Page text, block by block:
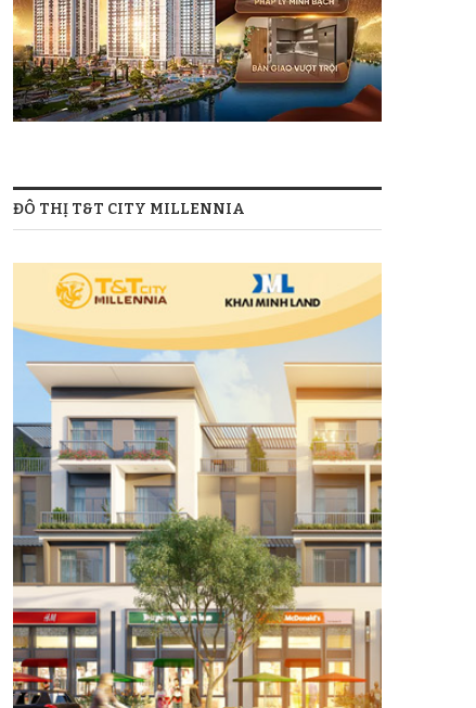
ĐÔ THỊ T&T CITY MILLENNIA